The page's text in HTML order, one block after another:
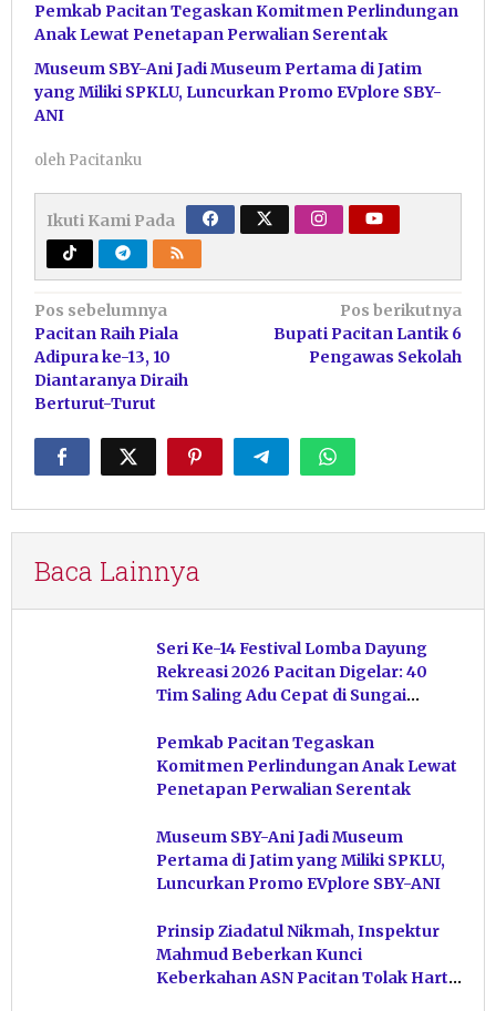
Pemkab Pacitan Tegaskan Komitmen Perlindungan
Anak Lewat Penetapan Perwalian Serentak
Museum SBY-Ani Jadi Museum Pertama di Jatim
yang Miliki SPKLU, Luncurkan Promo EVplore SBY-
ANI
oleh Pacitanku
Ikuti Kami Pada
Navigasi
pos
Pos sebelumnya
Pacitan Raih Piala
Adipura ke-13, 10
Diantaranya Diraih
Berturut-Turut
Pos berikutnya
Bupati Pacitan Lantik 6
Pengawas Sekolah
Baca Lainnya
Seri Ke-14 Festival Lomba Dayung
Rekreasi 2026 Pacitan Digelar: 40
Tim Saling Adu Cepat di Sungai
Pemkab Pacitan Tegaskan
Komitmen Perlindungan Anak Lewat
Penetapan Perwalian Serentak
Museum SBY-Ani Jadi Museum
Pertama di Jatim yang Miliki SPKLU,
Luncurkan Promo EVplore SBY-ANI
Prinsip Ziadatul Nikmah, Inspektur
Mahmud Beberkan Kunci
Keberkahan ASN Pacitan Tolak Harta